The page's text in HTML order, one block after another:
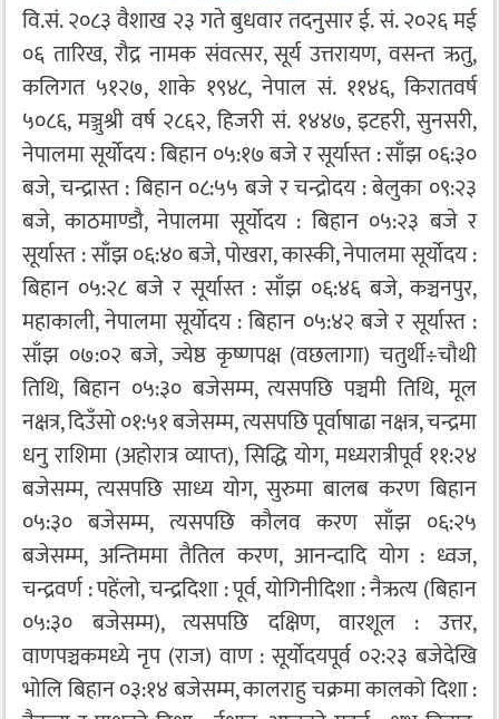
वि.सं. २०८३ वैशाख २३ गते बुधवार तदनुसार ई. सं. २०२६ मई
०६ तारिख, रौद्र नामक संवत्सर, सूर्य उत्तरायण, वसन्त ऋतु,
कलिगत ५१२७, शाके १९४८, नेपाल सं. ११४६, किरातवर्ष
५०८६, मञ्जुश्री वर्ष २८६२, हिजरी सं. १४४७, इटहरी, सुनसरी,
नेपालमा सूर्योदय : बिहान ०५:१७ बजे र सूर्यास्त : साँझ ०६:३०
बजे, चन्द्रास्त : बिहान ०८:५५ बजे र चन्द्रोदय : बेलुका ०९:२३
बजे, काठमाण्डौ, नेपालमा सूर्योदय : बिहान ०५:२३ बजे र
सूर्यास्त : साँझ ०६:४० बजे, पोखरा, कास्की, नेपालमा सूर्योदय :
बिहान ०५:२८ बजे र सूर्यास्त : साँझ ०६:४६ बजे, कञ्चनपुर,
महाकाली, नेपालमा सूर्योदय : बिहान ०५:४२ बजे र सूर्यास्त :
साँझ ०७:०२ बजे, ज्येष्ठ कृष्णपक्ष (वछलागा) चतुर्थी÷चौथी
तिथि, बिहान ०५:३० बजेसम्म, त्यसपछि पञ्चमी तिथि, मूल
नक्षत्र, दिउँसो ०१:५१ बजेसम्म, त्यसपछि पूर्वाषाढा नक्षत्र, चन्द्रमा
धनु राशिमा (अहोरात्र व्याप्त), सिद्धि योग, मध्यरात्रीपूर्व ११:२४
बजेसम्म, त्यसपछि साध्य योग, सुरुमा बालब करण बिहान
०५:३० बजेसम्म, त्यसपछि कौलव करण साँझ ०६:२५
बजेसम्म, अन्तिममा तैतिल करण, आनन्दादि योग : ध्वज,
चन्द्रवर्ण : पहेंलो, चन्द्रदिशा : पूर्व, योगिनीदिशा : नैऋत्य (बिहान
०५:३० बजेसम्म), त्यसपछि दक्षिण, वारशूल : उत्तर,
वाणपञ्चकमध्ये नृप (राज) वाण : सूर्योदयपूर्व ०२:२३ बजेदेखि
भोलि बिहान ०३:१४ बजेसम्म, कालराहु चक्रमा कालको दिशा :